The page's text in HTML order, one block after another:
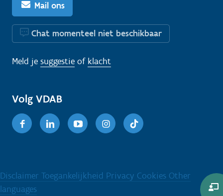
Mail ons
Chat momenteel niet beschikbaar
Meld je suggestie of klacht
Volg VDAB
FacebookLinkedinYoutubeInstagram
Disclaimer Toegankelijkheid Privacy Cookies Other
languages